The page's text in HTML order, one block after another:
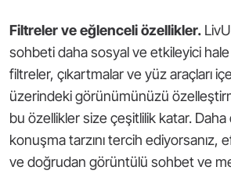
Filtreler ve eğlenceli özellikler.
sohbeti daha sosyal ve etkileyici
filtreler, çıkartmalar ve yüz araçları
üzerindeki görünümünüzü
bu özellikler size çeşitlilik katar.
konuşma tarzını tercih ediyorsanız,
ve doğrudan görüntülü sohbet ve